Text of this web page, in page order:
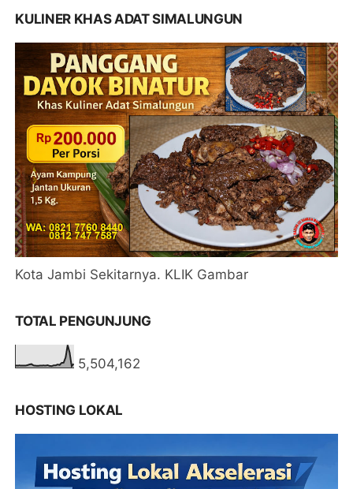
KULINER KHAS ADAT SIMALUNGUN
Kota Jambi Sekitarnya. KLIK Gambar
TOTAL PENGUNJUNG
5,504,162
HOSTING LOKAL